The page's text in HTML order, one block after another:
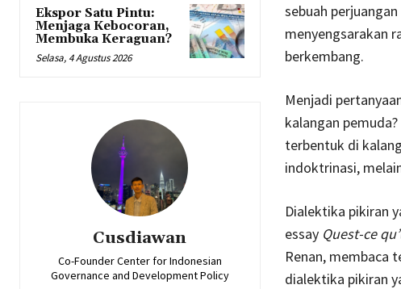
Ekspor Satu Pintu:
Menjaga Kebocoran,
Membuka Keraguan?
Selasa, 4 Agustus 2026
Cusdiawan
Co-Founder Center for Indonesian
Governance and Development Policy
sebuah
menyengsarakan
berkembang.
Menjadi
kalangan
terbentuk di
indoktrinasi,
Dialektika pikiran
essay Quest-ce
Renan, membaca
dialektika pikiran